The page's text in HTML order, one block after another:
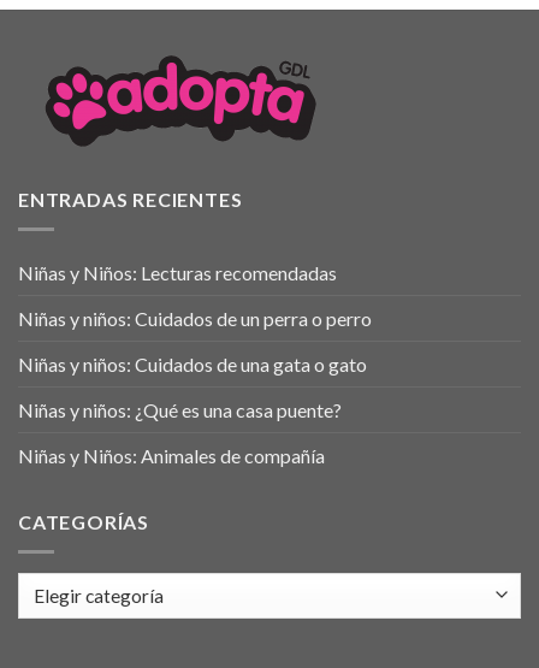
ENTRADAS RECIENTES
Niñas y Niños: Lecturas recomendadas
Niñas y niños: Cuidados de un perra o perro
Niñas y niños: Cuidados de una gata o gato
Niñas y niños: ¿Qué es una casa puente?
Niñas y Niños: Animales de compañía
CATEGORÍAS
Categorías